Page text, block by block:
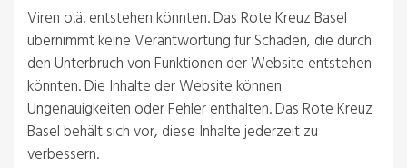
Viren o.ä. entstehen könnten. Das Rote Kreuz Basel
übernimmt keine Verantwortung für Schäden, die durch
den Unterbruch von Funktionen der Website entstehen
könnten. Die Inhalte der Website können
Ungenauigkeiten oder Fehler enthalten. Das Rote Kreuz
Basel behält sich vor, diese Inhalte jederzeit zu
verbessern.